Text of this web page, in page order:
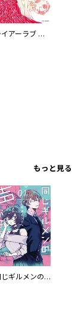
ライアーラブ 嘘つきの報酬
もっと見る
同じギルメンの声が好き